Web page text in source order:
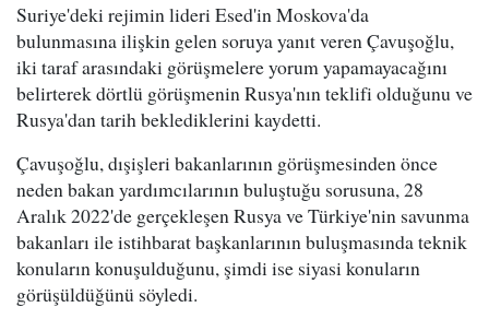
Suriye'deki rejimin lideri Esed'in Moskova'da
bulunmasına ilişkin gelen soruya yanıt veren Çavuşoğlu,
iki taraf arasındaki görüşmelere yorum yapamayacağını
belirterek dörtlü görüşmenin Rusya'nın teklifi olduğunu ve
Rusya'dan tarih beklediklerini kaydetti.
Çavuşoğlu, dışişleri bakanlarının görüşmesinden önce
neden bakan yardımcılarının buluştuğu sorusuna, 28
Aralık 2022'de gerçekleşen Rusya ve Türkiye'nin savunma
bakanları ile istihbarat başkanlarının buluşmasında teknik
konuların konuşulduğunu, şimdi ise siyasi konuların
görüşüldüğünü söyledi.